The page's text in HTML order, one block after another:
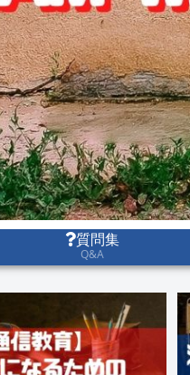
質問集
Q&A